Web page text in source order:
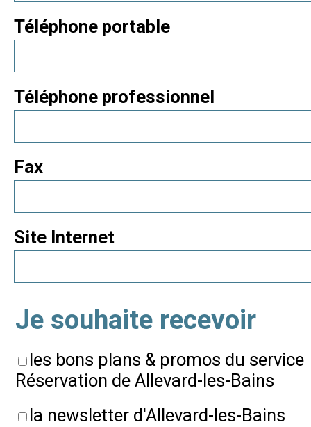
Téléphone portable
Téléphone professionnel
Fax
Site Internet
Je souhaite recevoir
les bons plans & promos du service
Réservation de Allevard-les-Bains
la newsletter d'Allevard-les-Bains